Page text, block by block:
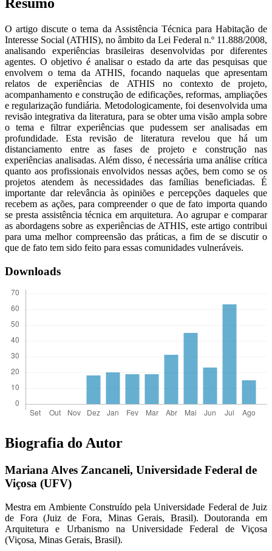
O artigo discute o tema da Assistência Técnica para Habitação de
Interesse Social (ATHIS), no âmbito da Lei Federal n.º 11.888/2008,
analisando experiências brasileiras desenvolvidas por diferentes
agentes. O objetivo é analisar o estado da arte das pesquisas que
envolvem o tema da ATHIS, focando naquelas que apresentam
relatos de experiências de ATHIS no contexto de projeto,
acompanhamento e construção de edificações, reformas, ampliações
e regularização fundiária. Metodologicamente, foi desenvolvida uma
revisão integrativa da literatura, para se obter uma visão ampla sobre
o tema e filtrar experiências que pudessem ser analisadas em
profundidade. Esta revisão de literatura revelou que há um
distanciamento entre as fases de projeto e construção nas
experiências analisadas. Além disso, é necessária uma análise crítica
quanto aos profissionais envolvidos nessas ações, bem como se os
projetos atendem às necessidades das famílias beneficiadas. É
importante dar relevância às opiniões e percepções daqueles que
recebem as ações, para compreender o que de fato importa quando
se presta assistência técnica em arquitetura. Ao agrupar e comparar
as abordagens sobre as experiências de ATHIS, este artigo contribui
para uma melhor compreensão das práticas, a fim de se discutir o
que de fato tem sido feito para essas comunidades vulneráveis.
Downloads
Biografia do Autor
Mariana Alves Zancaneli, Universidade Federal de
Viçosa (UFV)
Mestra em Ambiente Construído pela Universidade Federal de Juiz
de Fora (Juiz de Fora, Minas Gerais, Brasil). Doutoranda em
Arquitetura e Urbanismo na Universidade Federal de Viçosa
(Viçosa, Minas Gerais, Brasil).